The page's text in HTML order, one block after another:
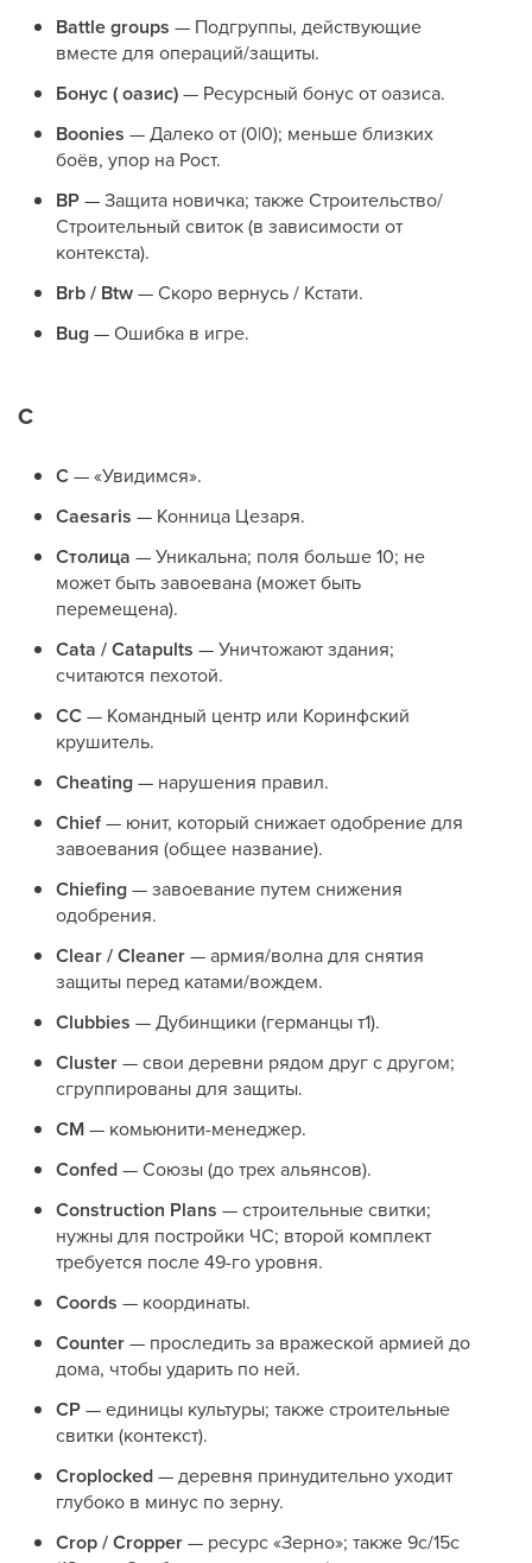
Battle groups — Подгруппы, действующие
вместе для операций/защиты.
Бонус ( оазис)— Ресурсный бонус от оазиса.
Boonies — Далеко от (0|0); меньше близких
боёв, упор на Рост.
BP— Защита новичка; также Строительство/
Строительный свиток (в зависимости от
контекста).
Brb / Btw— Скоро вернусь / Кстати.
Bug— Ошибка в игре.
C
C— «Увидимся».
Caesaris — Конница Цезаря.
Столица — Уникальна; поля больше 10; не
может быть завоевана (может быть
перемещена).
Cata / Catapults — Уничтожают здания;
считаются пехотой.
CC— Командный центр или Коринфский
крушитель.
Cheating— нарушения правил.
Chief— юнит, который снижает одобрение для
завоевания (общее название).
Chiefing— завоевание путем снижения
одобрения.
Clear / Cleaner— армия/волна для снятия
защиты перед катами/вождем.
Clubbies — Дубинщики (германцы т1).
Cluster— свои деревни рядом друг с другом;
сгруппированы для защиты.
CM— комьюнити-менеджер.
Confed— Союзы (до трех альянсов).
Construction Plans — строительные свитки;
нужны для постройки ЧС; второй комплект
требуется после 49-го уровня.
Coords — координаты.
Counter— проследить за вражеской армией до
дома, чтобы ударить по ней.
CP— единицы культуры; также строительные
свитки (контекст).
Croplocked— деревня принудительно уходит
глубоко в минус по зерну.
Crop / Cropper— ресурс «Зерно»; также 9c/15c